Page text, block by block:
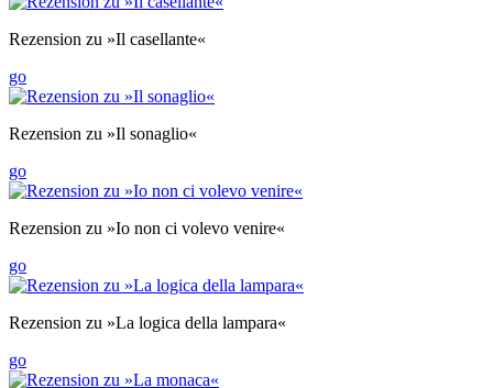
Rezension zu »Il casellante«
go
Rezension zu »Il sonaglio«
go
Rezension zu »Io non ci volevo venire«
go
Rezension zu »La logica della lampara«
go